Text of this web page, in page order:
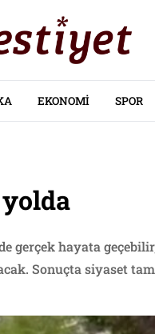
EKONOMI SPOR
gerçek hayata
Sonuçta siyaset